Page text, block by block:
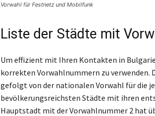
Vorwahl für Festnetz und Mobilfunk
Liste der Städte mit
Um effizient mit Ihren Kontakten in
korrekten Vorwahlnummern zu
gefolgt von der nationalen Vorwahl für die
bevölkerungsreichsten Städte mit ihren
Hauptstadt mit der Vorwahlnummer 2 hat